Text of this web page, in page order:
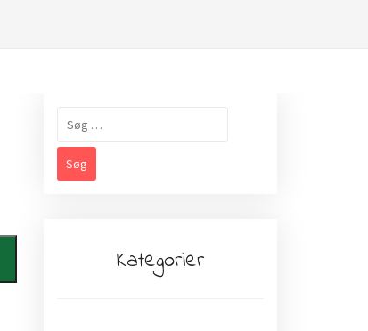
efter:
Kategorier